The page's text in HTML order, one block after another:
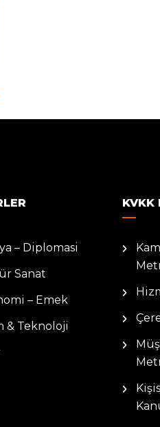
– Diplomasi
Sanat
– Emek
& Teknoloji
KVKK